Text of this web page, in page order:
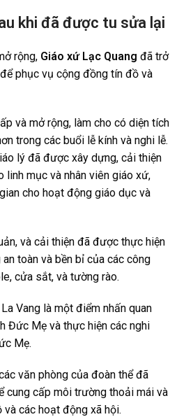
khi đã được tu sửa lại
rộng, Giáo xứ Lạc Quang đã trở
phục vụ cộng đồng tín đồ và
và mở rộng, làm cho có diện tích
trong các buổi lễ kính và nghi lễ.
lý đã được xây dựng, cải thiện
linh mục và nhân viên giáo xứ,
cho hoạt động giáo dục và
và cải thiện đã được thực hiện
toàn và bền bỉ của các công
cửa sắt, và tường rào.
Vang là một điểm nhấn quan
Đức Mẹ và thực hiện các nghi
Mẹ.
văn phòng của đoàn thể đã
cung cấp môi trường thoải mái và
các hoạt động xã hội.